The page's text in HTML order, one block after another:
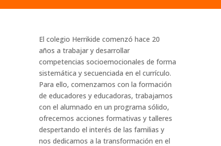
El colegio Herrikide comenzó hace 20
años a trabajar y desarrollar
competencias socioemocionales de forma
sistemática y secuenciada en el currículo.
Para ello, comenzamos con la formación
de educadores y educadoras, trabajamos
con el alumnado en un programa sólido,
ofrecemos acciones formativas y talleres
despertando el interés de las familias y
nos dedicamos a la transformación en el